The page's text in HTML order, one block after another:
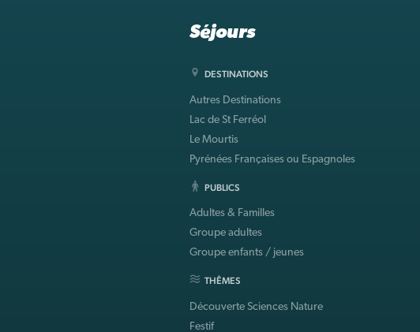
Séjours
DESTINATIONS
Autres Destinations
Lac de St Ferréol
Le Mourtis
Pyrénées Françaises ou Espagnoles
PUBLICS
Adultes & Familles
Groupe adultes
Groupe enfants / jeunes
THÊMES
Découverte Sciences Nature
Festif